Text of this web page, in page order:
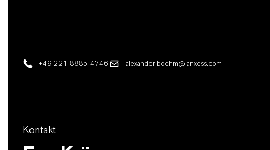
+49 221 8885 4746 alexander.boehm@lanxess.com
Kontakt